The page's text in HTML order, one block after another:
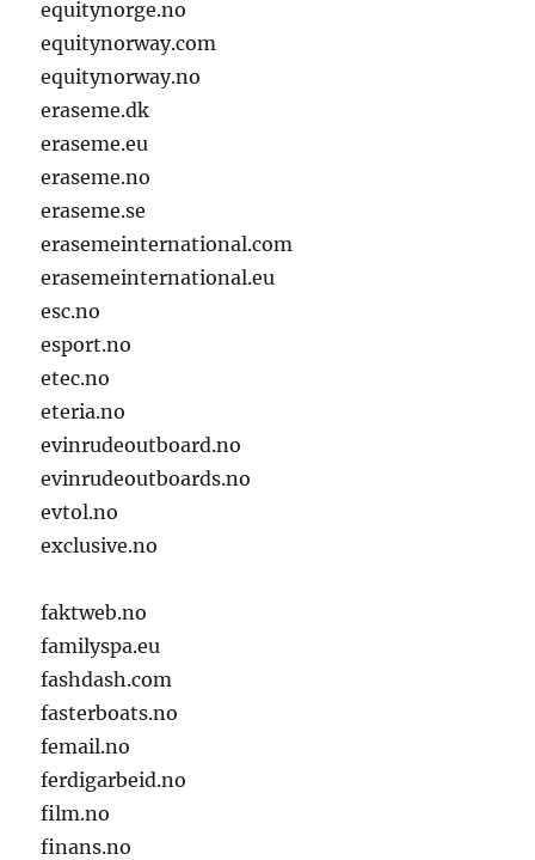
equitynorge.no
equitynorway.com
equitynorway.no
eraseme.dk
eraseme.eu
eraseme.no
eraseme.se
erasemeinternational.com
erasemeinternational.eu
esc.no
esport.no
etec.no
eteria.no
evinrudeoutboard.no
evinrudeoutboards.no
evtol.no
exclusive.no
faktweb.no
familyspa.eu
fashdash.com
fasterboats.no
femail.no
ferdigarbeid.no
film.no
finans.no